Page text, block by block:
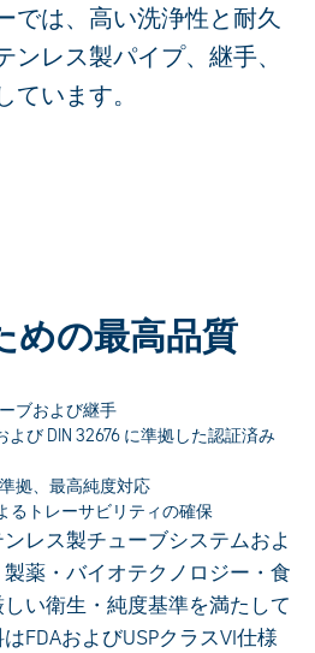
では、高い洗浄性と耐久
レス製パイプ、継手、
います。
めの最高品質
ブおよび継手
よび DIN 32676 に準拠した認証済み
拠、最高純度対応
るトレーサビリティの確保
レス製チューブシステムおよ
薬・バイオテクノロジー・食
い衛生・純度基準を満たして
FDAおよびUSPクラスVI仕様